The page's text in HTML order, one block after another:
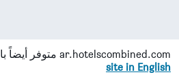
ar.hotelscombined.com متوفر أيضاً
site in English